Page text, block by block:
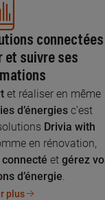
connectées
et suivre ses
et réaliser en même
d’énergies c’est
Drivia with
en rénovation,
et gérez
d’énergie.
plus